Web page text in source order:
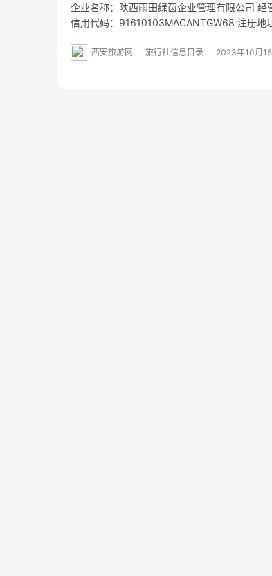
企业名称：陕西雨田绿茵企业管理有限公司
信用代码：91610103MACANTGW68 注册地
西安旅游网 旅行社信息目录 2023年10月15